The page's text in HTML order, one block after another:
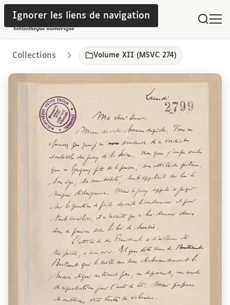
Ignorer les liens de navigation
Collections Volume XII (MSVC 274)